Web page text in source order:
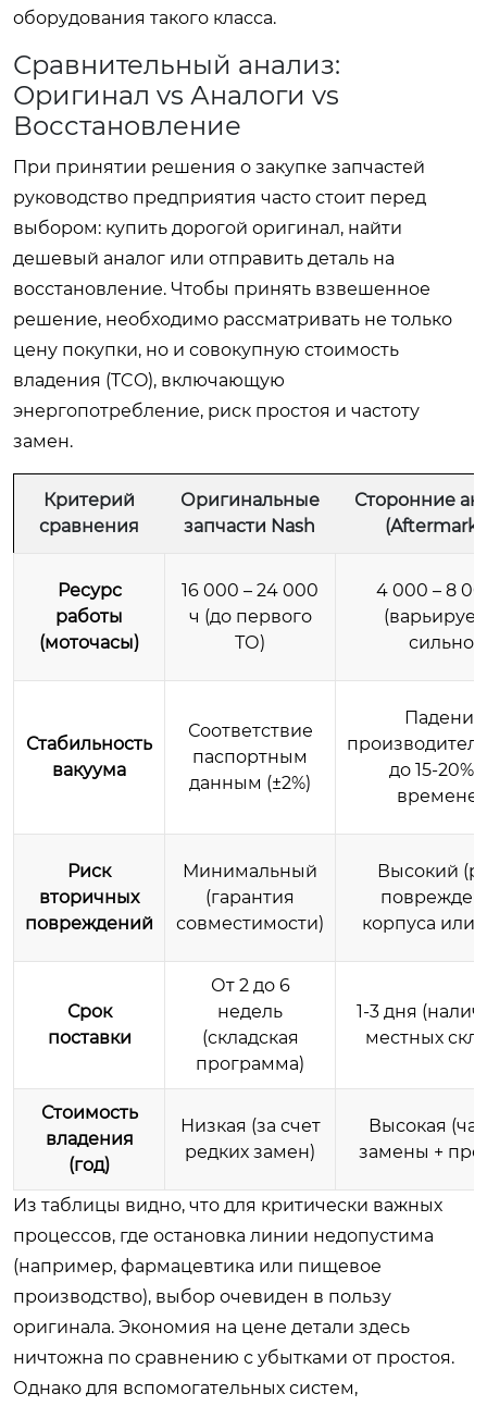
оборудования такого класса.
Сравнительный анализ:
Оригинал vs Аналоги vs
Восстановление
При принятии решения о закупке запчастей
руководство предприятия часто стоит перед
выбором: купить дорогой оригинал, найти
дешевый аналог или отправить деталь на
восстановление. Чтобы принять взвешенное
решение, необходимо рассматривать не только
цену покупки, но и совокупную стоимость
владения (TCO), включающую
энергопотребление, риск простоя и частоту
замен.
Критерий
сравнения
Оригинальные
запчасти Nash
Сторонние
Ресурс
работы
(моточасы)
16 000 – 24 000
ч (до первого
ТО)
4 000 – 8
сильно)
Стабильность
вакуума
Соответствие
паспортным
данным (±2%)
Падение
до 15-20%
Риск
вторичных
повреждений
Минимальный
(гарантия
совместимости)
Высокий
корпуса или
Срок
поставки
От 2 до 6
недель
(складская
программа)
1-3 дня
местных
Стоимость
владения
(год)
Низкая (за счет
редких замен)
Высокая
замены +
Из таблицы видно, что для критически важных
процессов, где остановка линии недопустима
(например, фармацевтика или пищевое
производство), выбор очевиден в пользу
оригинала. Экономия на цене детали здесь
ничтожна по сравнению с убытками от простоя.
Однако для вспомогательных систем,